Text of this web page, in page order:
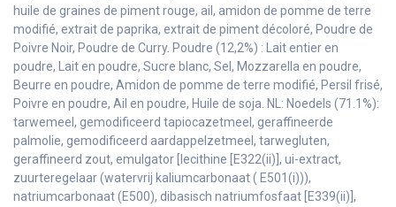
huile de graines de piment rouge, ail, amidon de pomme de terre
modifié, extrait de paprika, extrait de piment décoloré, Poudre de
Poivre Noir, Poudre de Curry. Poudre (12,2%) : Lait entier en
poudre, Lait en poudre, Sucre blanc, Sel, Mozzarella en poudre,
Beurre en poudre, Amidon de pomme de terre modifié, Persil frisé,
Poivre en poudre, Ail en poudre, Huile de soja. NL: Noedels (71.1%):
tarwemeel, gemodificeerd tapiocazetmeel, geraffineerde
palmolie, gemodificeerd aardappelzetmeel, tarwegluten,
geraffineerd zout, emulgator [lecithine [E322(ii)], ui-extract,
zuurteregelaar (watervrij kaliumcarbonaat ( E501(i))),
natriumcarbonaat (E500), dibasisch natriumfosfaat [E339(ii)],